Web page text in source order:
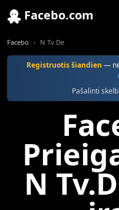
Facebo.com
Facebo N Tv.De
Registruotis šiandien —
Pašalinti
N